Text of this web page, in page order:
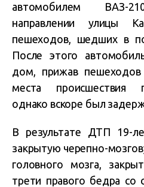
автомобилем ВАЗ-
направлении улицы
пешеходов, шедших в
После этого
дом, прижав
места происшествия
однако вскоре был
В результате ДТП 19-
закрытую черепно-
головного мозга,
трети правого бедра